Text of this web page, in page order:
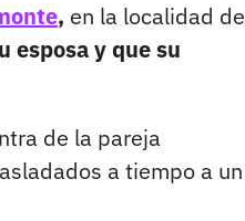
, en la localidad de
esposa y que su
de la pareja
a tiempo a un